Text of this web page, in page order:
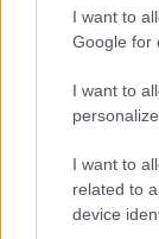
I want to
Google for
I want to
I want to
related to
device